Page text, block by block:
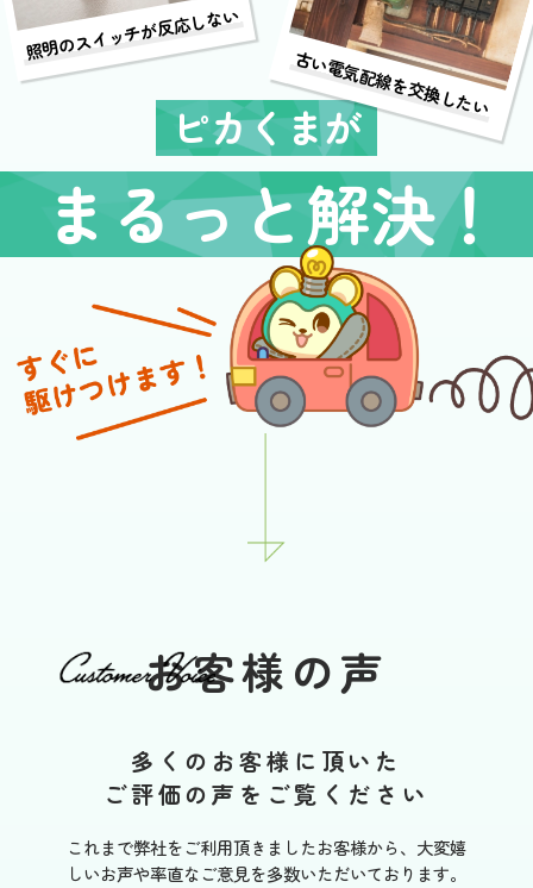
照明のスイッチが反応しない
古い電気配線を交換したい
ピカくまが
まるっと解決！
お客様の声
多くのお客様に頂いた
ご評価の声をご覧ください
これまで弊社をご利用頂きましたお客様から、大変嬉
しいお声や率直なご意見を多数いただいております。